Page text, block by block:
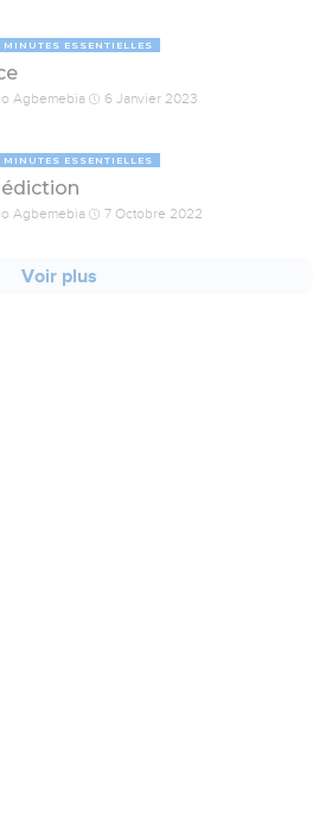
MINUTES ESSENTIELLES
Agbemebia 6 Janvier 2023
MINUTES ESSENTIELLES
Agbemebia 7 Octobre 2022
Voir plus